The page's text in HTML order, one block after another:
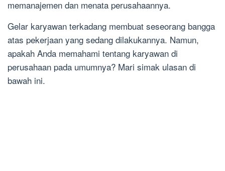
memanajemen dan menata perusahaannya.
Gelar karyawan terkadang membuat seseorang bangga
atas pekerjaan yang sedang dilakukannya. Namun,
apakah Anda memahami tentang karyawan di
perusahaan pada umumnya? Mari simak ulasan di
bawah ini.